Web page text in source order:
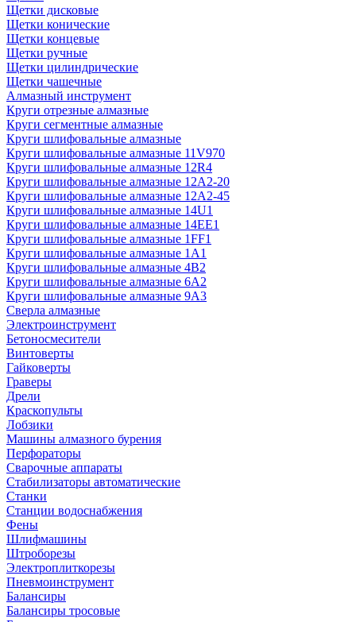
Щетки дисковые
Щетки конические
Щетки концевые
Щетки ручные
Щетки цилиндрические
Щетки чашечные
Алмазный инструмент
Круги отрезные алмазные
Круги сегментные алмазные
Круги шлифовальные алмазные
Круги шлифовальные алмазные 11V970
Круги шлифовальные алмазные 12R4
Круги шлифовальные алмазные 12А2-20
Круги шлифовальные алмазные 12А2-45
Круги шлифовальные алмазные 14U1
Круги шлифовальные алмазные 14ЕЕ1
Круги шлифовальные алмазные 1FF1
Круги шлифовальные алмазные 1А1
Круги шлифовальные алмазные 4В2
Круги шлифовальные алмазные 6A2
Круги шлифовальные алмазные 9А3
Сверла алмазные
Электроинструмент
Бетоносмесители
Винтоверты
Гайковерты
Граверы
Дрели
Краскопульты
Лобзики
Машины алмазного бурения
Перфораторы
Сварочные аппараты
Стабилизаторы автоматические
Станки
Станции водоснабжения
Фены
Шлифмашины
Штроборезы
Электроплиткорезы
Пневмоинструмент
Балансиры
Балансиры тросовые